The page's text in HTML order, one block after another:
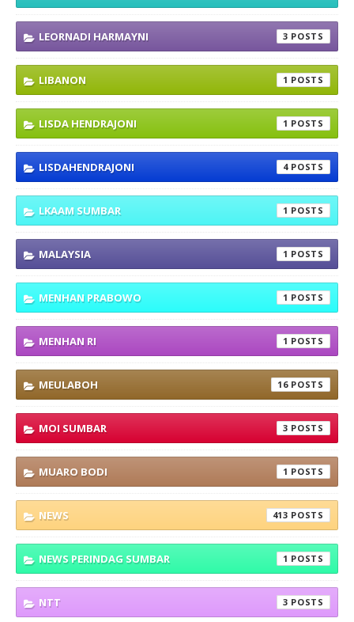
LEORNADI HARMAYNI 3
LIBANON 1
LISDA HENDRAJONI 1
LISDAHENDRAJONI 4
LKAAM SUMBAR 1
MALAYSIA 1
MENHAN PRABOWO 1
MENHAN RI 1
MEULABOH 16
MOI SUMBAR 3
MUARO BODI 1
NEWS 413
NEWS PERINDAG SUMBAR 1
NTT 3